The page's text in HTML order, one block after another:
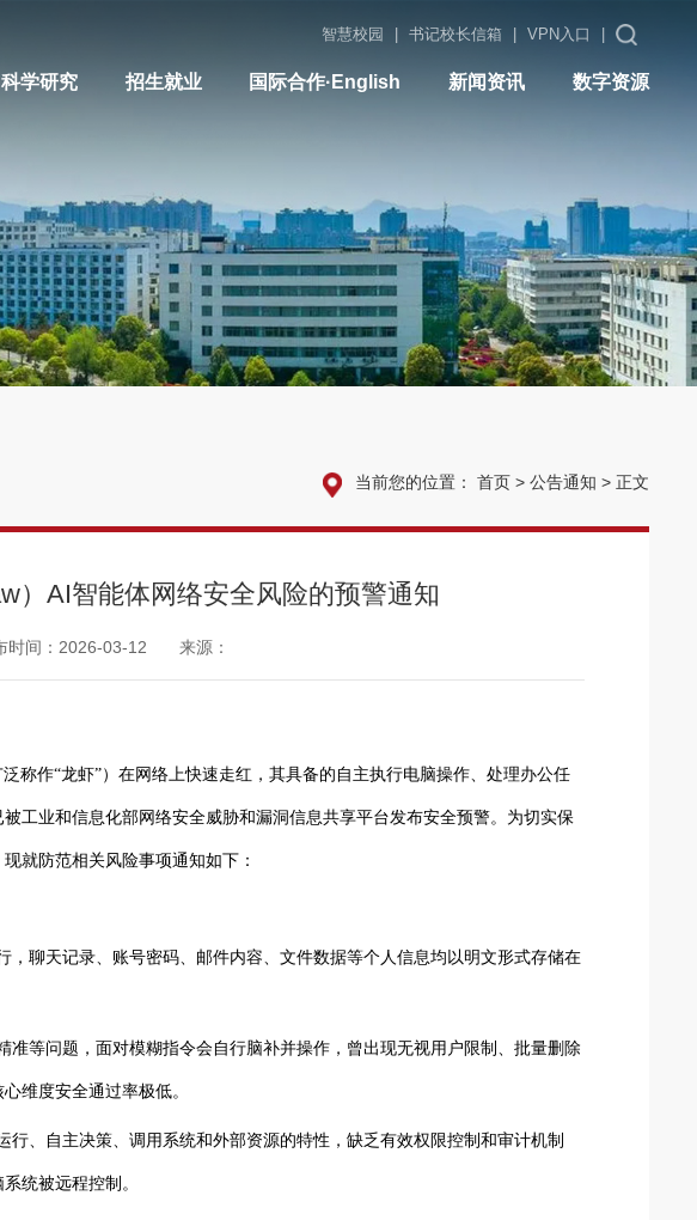
智慧校园 书记校长信箱 VPN入口
科学研究 招生就业 国际合作·English 新闻资讯 数字资源
当前您的位置： 首页> 公告通知 > 正文
）AI智能体网络安全风险的预警通知
时间：2026-03-12 来源：
称作“龙虾”）在网络上快速走红，其具备的自主执行电脑操作、处理办公任
工业和信息化部网络安全威胁和漏洞信息共享平台发布安全预警。为切实保
就防范相关风险事项通知如下：
，聊天记录、账号密码、邮件内容、文件数据等个人信息均以明文形式存储在
等问题，面对模糊指令会自行脑补并操作，曾出现无视用户限制、批量删除
维度安全通过率极低。
、自主决策、调用系统和外部资源的特性，缺乏有效权限控制和审计机制
统被远程控制。